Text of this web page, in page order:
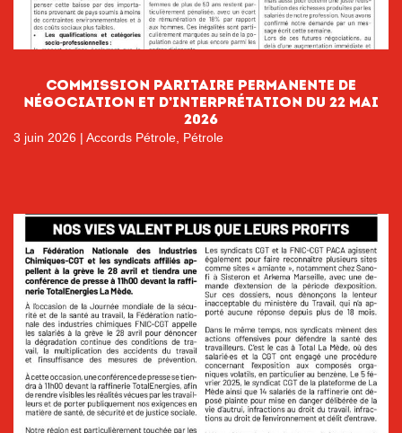
Commission paritaire permanente de
négociation et d’interprétation du 22 mai
2026
3 juin 2026 | Accords Pétrole, Pétrole